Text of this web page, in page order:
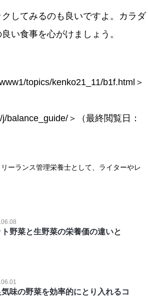
してみるのも良いですよ。カラダ
い食事を心がけましょう。
topics/kenko21_11/b1f.html＞
＞（最終閲覧日：
ーランス管理栄養士として、ライターやレ
ト野菜と生野菜の栄養価の違いと
味の野菜を効率的にとり入れるコ